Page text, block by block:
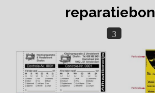
reparatiebon
3